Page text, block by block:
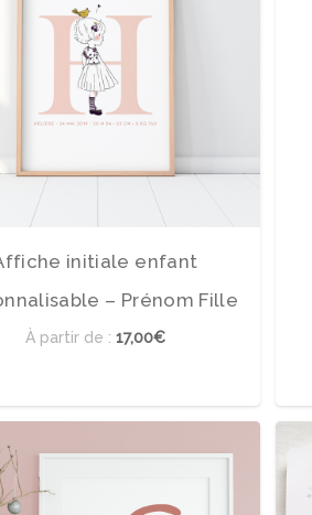
initiale enfant
– Prénom Fille
À partir de : 17,00€